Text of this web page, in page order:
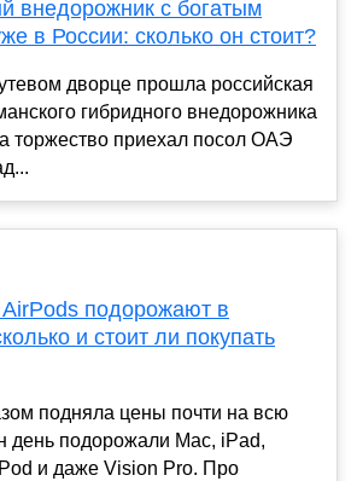
внедорожник с богатым
в России: сколько он стоит?
дворце прошла российская
гибридного внедорожника
торжество приехал посол ОАЭ
подорожают в
и стоит ли покупать
подняла цены почти на всю
день подорожали Mac, iPad,
и даже Vision Pro. Про